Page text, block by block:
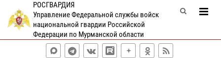
РОСГВАРДИЯ
Управление Федеральной службы войск
национальной гвардии Российской
Федерации по Мурманской области